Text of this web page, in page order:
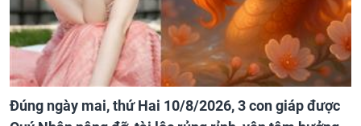
Đúng ngày mai, thứ Hai 10/8/2026, 3 con giáp được